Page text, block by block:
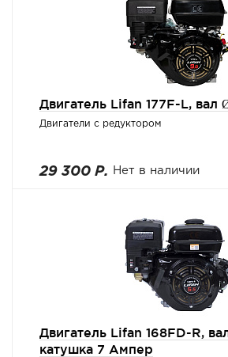
Двигатель Lifan 177F-L, вал
Двигатели с редуктором
29 300 Р. Нет в наличии
Двигатель Lifan 168FD-R,
катушка 7 Ампер